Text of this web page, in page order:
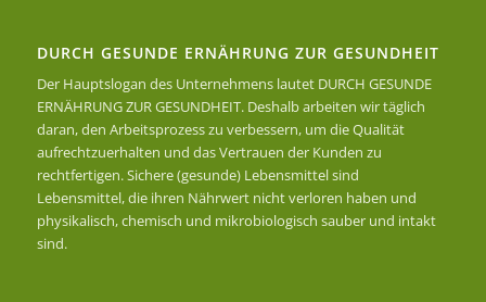
DURCH GESUNDE ERNÄHRUNG ZUR GESUNDHEIT
Der Hauptslogan des Unternehmens lautet DURCH GESUNDE
ERNÄHRUNG ZUR GESUNDHEIT. Deshalb arbeiten wir täglich
daran, den Arbeitsprozess zu verbessern, um die Qualität
aufrechtzuerhalten und das Vertrauen der Kunden zu
rechtfertigen. Sichere (gesunde) Lebensmittel sind
Lebensmittel, die ihren Nährwert nicht verloren haben und
physikalisch, chemisch und mikrobiologisch sauber und intakt
sind.